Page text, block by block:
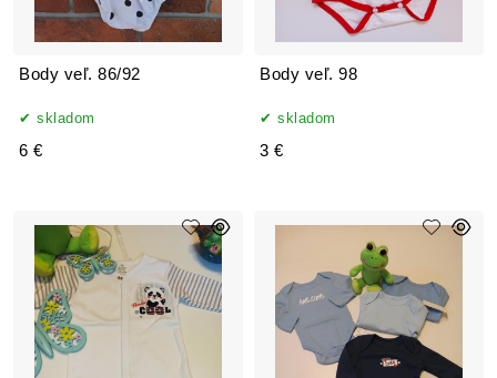
Body veľ. 86/92
skladom
6 €
Body veľ. 98
skladom
3 €